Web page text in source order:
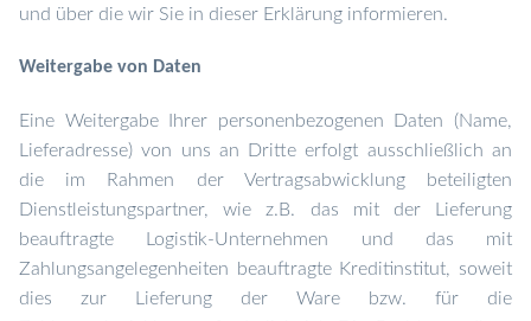
und über die wir Sie in dieser Erklärung informieren.
Weitergabe von Daten
Eine Weitergabe Ihrer personenbezogenen Daten (Name,
Lieferadresse) von uns an Dritte erfolgt ausschließlich an
die im Rahmen der Vertragsabwicklung beteiligten
Dienstleistungspartner, wie z.B. das mit der Lieferung
beauftragte Logistik-Unternehmen und das mit
Zahlungsangelegenheiten beauftragte Kreditinstitut, soweit
dies zur Lieferung der Ware bzw. für die